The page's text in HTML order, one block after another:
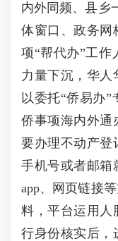
内外同频、县乡
体窗口、政务网
项“帮代办”工作
力量下沉，华人
以委托“侨易办
侨事项海内外通
要办理不动产登
手机号或者邮箱
app、网页链接
料，平台运用人
行身份核实后，